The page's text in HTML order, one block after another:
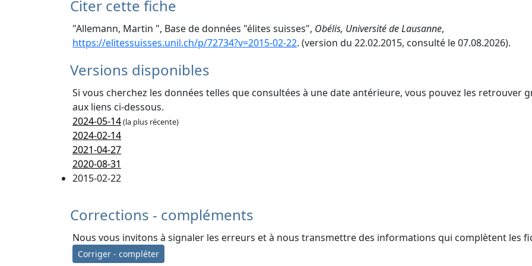
Citer cette fiche
"Allemann, Martin ", Base de données "élites suisses", Obélis, Université de Lausanne,
https://elitessuisses.unil.ch/p/72734?v=2015-02-22. (version du 22.02.2015, consulté le 07.08.2026).
Versions disponibles
Si vous cherchez les données telles que consultées à une date antérieure, vous pouvez les retrouver
aux liens ci-dessous.
2024-05-14(la plus récente)
2024-02-14
2021-04-27
2020-08-31
2015-02-22
Corrections - compléments
Nous vous invitons à signaler les erreurs et à nous transmettre des informations qui complètent les
Corriger - compléter